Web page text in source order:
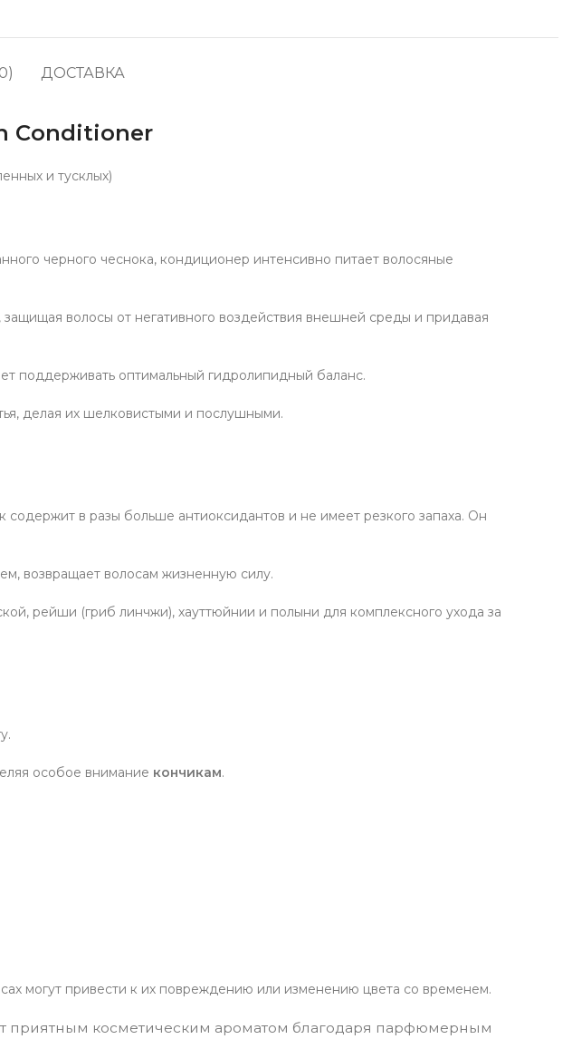
ДОСТАВКА
Conditioner
и тусклых)
черного чеснока, кондиционер интенсивно питает волосяные
волосы от негативного воздействия внешней среды и придавая
поддерживать оптимальный гидролипидный баланс.
делая их шелковистыми и послушными.
содержит в разы больше антиоксидантов и не имеет резкого запаха. Он
возвращает волосам жизненную силу.
рейши (гриб линчжи), хауттюйнии и полыни для комплексного ухода за
особое внимание кончикам.
могут привести к их повреждению или изменению цвета со временем.
приятным косметическим ароматом благодаря парфюмерным